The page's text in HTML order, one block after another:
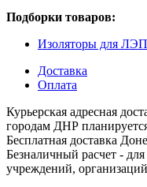
Подборки товаров:
Изоляторы для
Доставка
Оплата
Курьерская адресная
городам ДНР
Бесплатная доставка
Безналичный расчет -
учреждений,